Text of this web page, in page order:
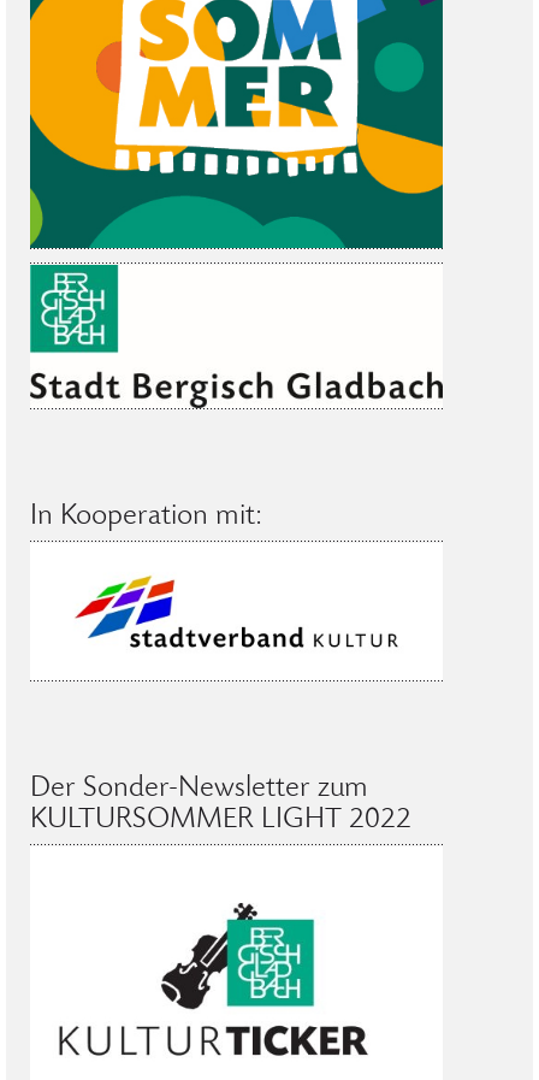
In Kooperation mit:
Der Sonder-Newsletter zum
KULTURSOMMER LIGHT 2022